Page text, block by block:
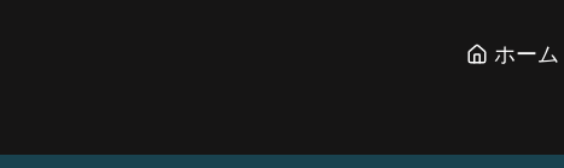
ホーム